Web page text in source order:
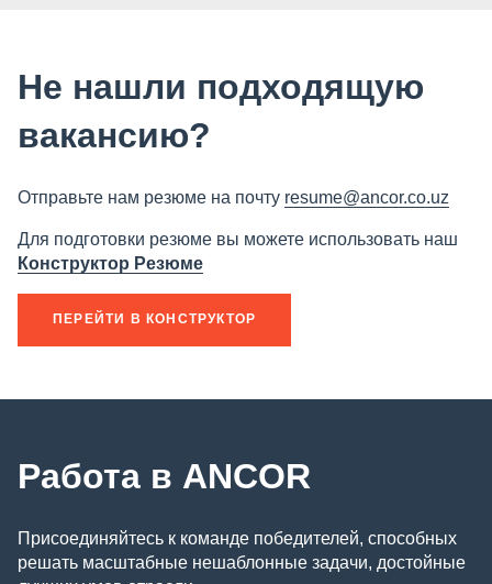
Не нашли подходящую
вакансию?
Отправьте нам резюме на почту resume@ancor.co.uz
Для подготовки резюме вы можете использовать наш
Конструктор Резюме
ПЕРЕЙТИ В КОНСТРУКТОР
Работа в ANCOR
Присоединяйтесь к команде победителей, способных
решать масштабные нешаблонные задачи, достойные